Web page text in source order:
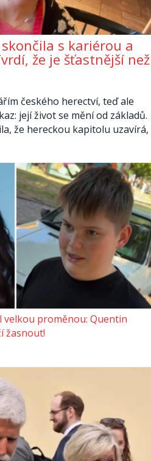
s kariérou a
že je šťastnější než
českého herectví, teď ale
její život se mění od základů.
že hereckou kapitolu uzavírá,
velkou proměnou: Quentin
žasnout!